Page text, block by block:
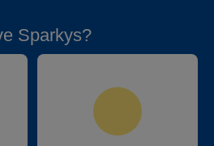
Sparkys?